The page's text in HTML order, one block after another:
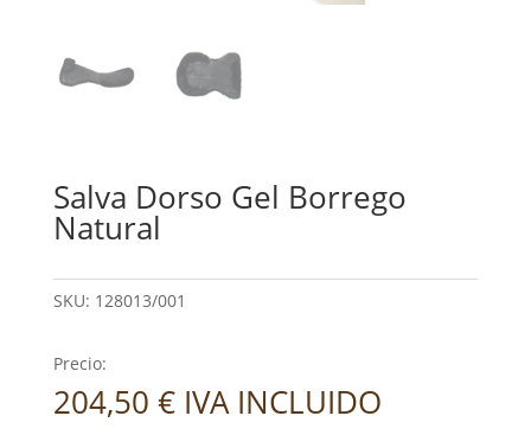
Salva Dorso Gel Borrego
Natural
SKU: 128013/001
Precio:
204,50 € IVA INCLUIDO